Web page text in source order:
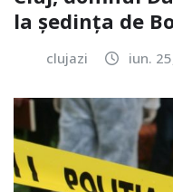
la ședința de
clujazi iun.